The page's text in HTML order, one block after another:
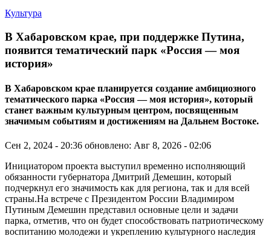
Культура
В Хабаровском крае, при поддержке Путина,
появится тематический парк «Россия — моя
история»
В Хабаровском крае планируется создание амбициозного
тематического парка «Россия — моя история», который
станет важным культурным центром, посвященным
значимым событиям и достижениям на Дальнем Востоке.
Сен 2, 2024 - 20:36 обновлено: Авг 8, 2026 - 02:06
Инициатором проекта выступил временно исполняющий
обязанности губернатора Дмитрий Демешин, который
подчеркнул его значимость как для региона, так и для всей
страны.На встрече с Президентом России Владимиром
Путиным Демешин представил основные цели и задачи
парка, отметив, что он будет способствовать патриотическому
воспитанию молодежи и укреплению культурного наследия